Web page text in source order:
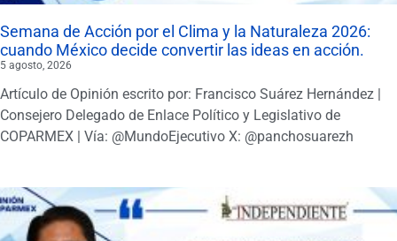
Semana de Acción por el Clima y la Naturaleza 2026:
cuando México decide convertir las ideas en acción.
5 agosto, 2026
Artículo de Opinión escrito por: Francisco Suárez Hernández |
Consejero Delegado de Enlace Político y Legislativo de
COPARMEX | Vía: @MundoEjecutivo X: @panchosuarezh